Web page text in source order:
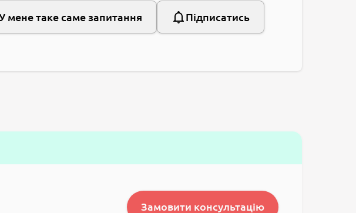
мене таке саме запитання Підписатись
Замовити консультацію